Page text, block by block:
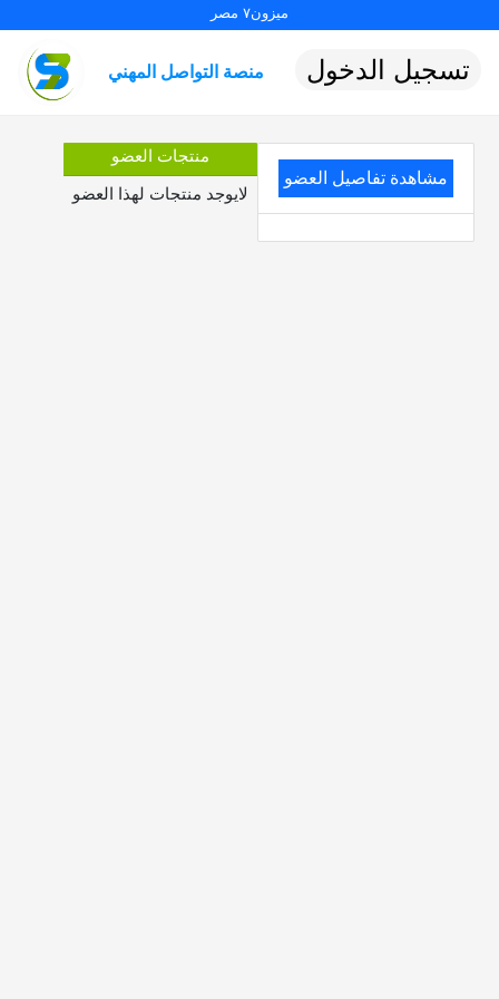
ميزون٧ مصر
منصة التواصل المهني تسجيل الدخول
مشاهدة تفاصيل العضو
منتجات العضو
لايوجد منتجات لهذا العضو